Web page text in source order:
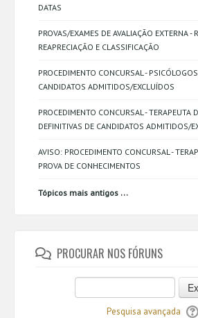
DATAS
PROVAS/EXAMES DE AVALIAÇÃO EXTERNA -
REAPRECIAÇÃO E CLASSIFICAÇÃO
PROCEDIMENTO CONCURSAL -
CANDIDATOS ADMITIDOS/EXCLUÍDOS
PROCEDIMENTO CONCURSAL - TERAPEUTA
DEFINITIVAS DE CANDIDATOS ADMITIDOS/
AVISO: PROCEDIMENTO CONCURSAL -
PROVA DE CONHECIMENTOS
Tópicos mais antigos ...
PROCURAR NOS FÓRUNS
Pesquisa avançada